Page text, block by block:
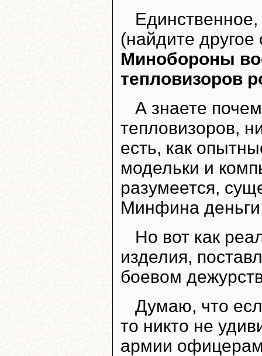
Единственное,
(найдите
Минобороны
тепловизоров
А знаете
тепловизоров,
есть, как
модельки и
разумеется,
Минфина деньги
Но вот как
изделия,
боевом
Думаю, что
то никто не
армии